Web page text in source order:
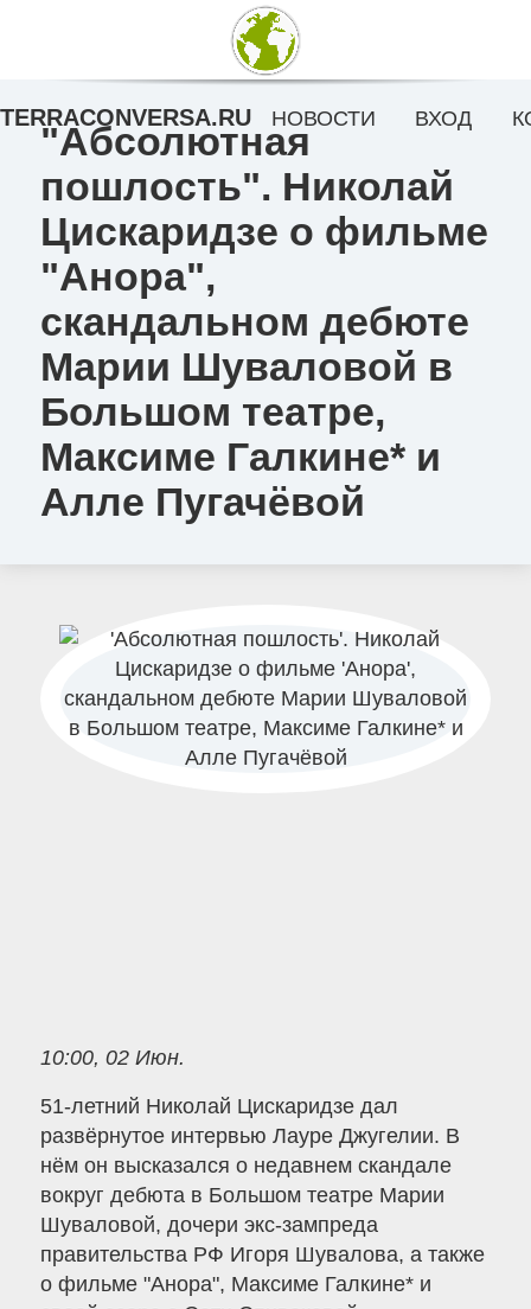
"Абсолютная
пошлость". Николай
Цискаридзе о фильме
"Анора",
скандальном дебюте
Марии Шуваловой в
Большом театре,
Максиме Галкине* и
Алле Пугачёвой
10:00, 02 Июн.
51-летний Николай Цискаридзе дал
развёрнутое интервью Лауре Джугелии. В
нём он высказался о недавнем скандале
вокруг дебюта в Большом театре Марии
Шуваловой, дочери экс-зампреда
правительства РФ Игоря Шувалова, а также
о фильме "Анора", Максиме Галкине* и
TERRACONVERSA.RU НОВОСТИ ВХОД